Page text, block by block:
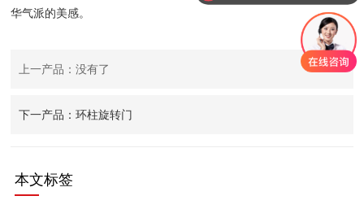
华气派的美感。
上一产品：没有了
下一产品：环柱旋转门
本文标签